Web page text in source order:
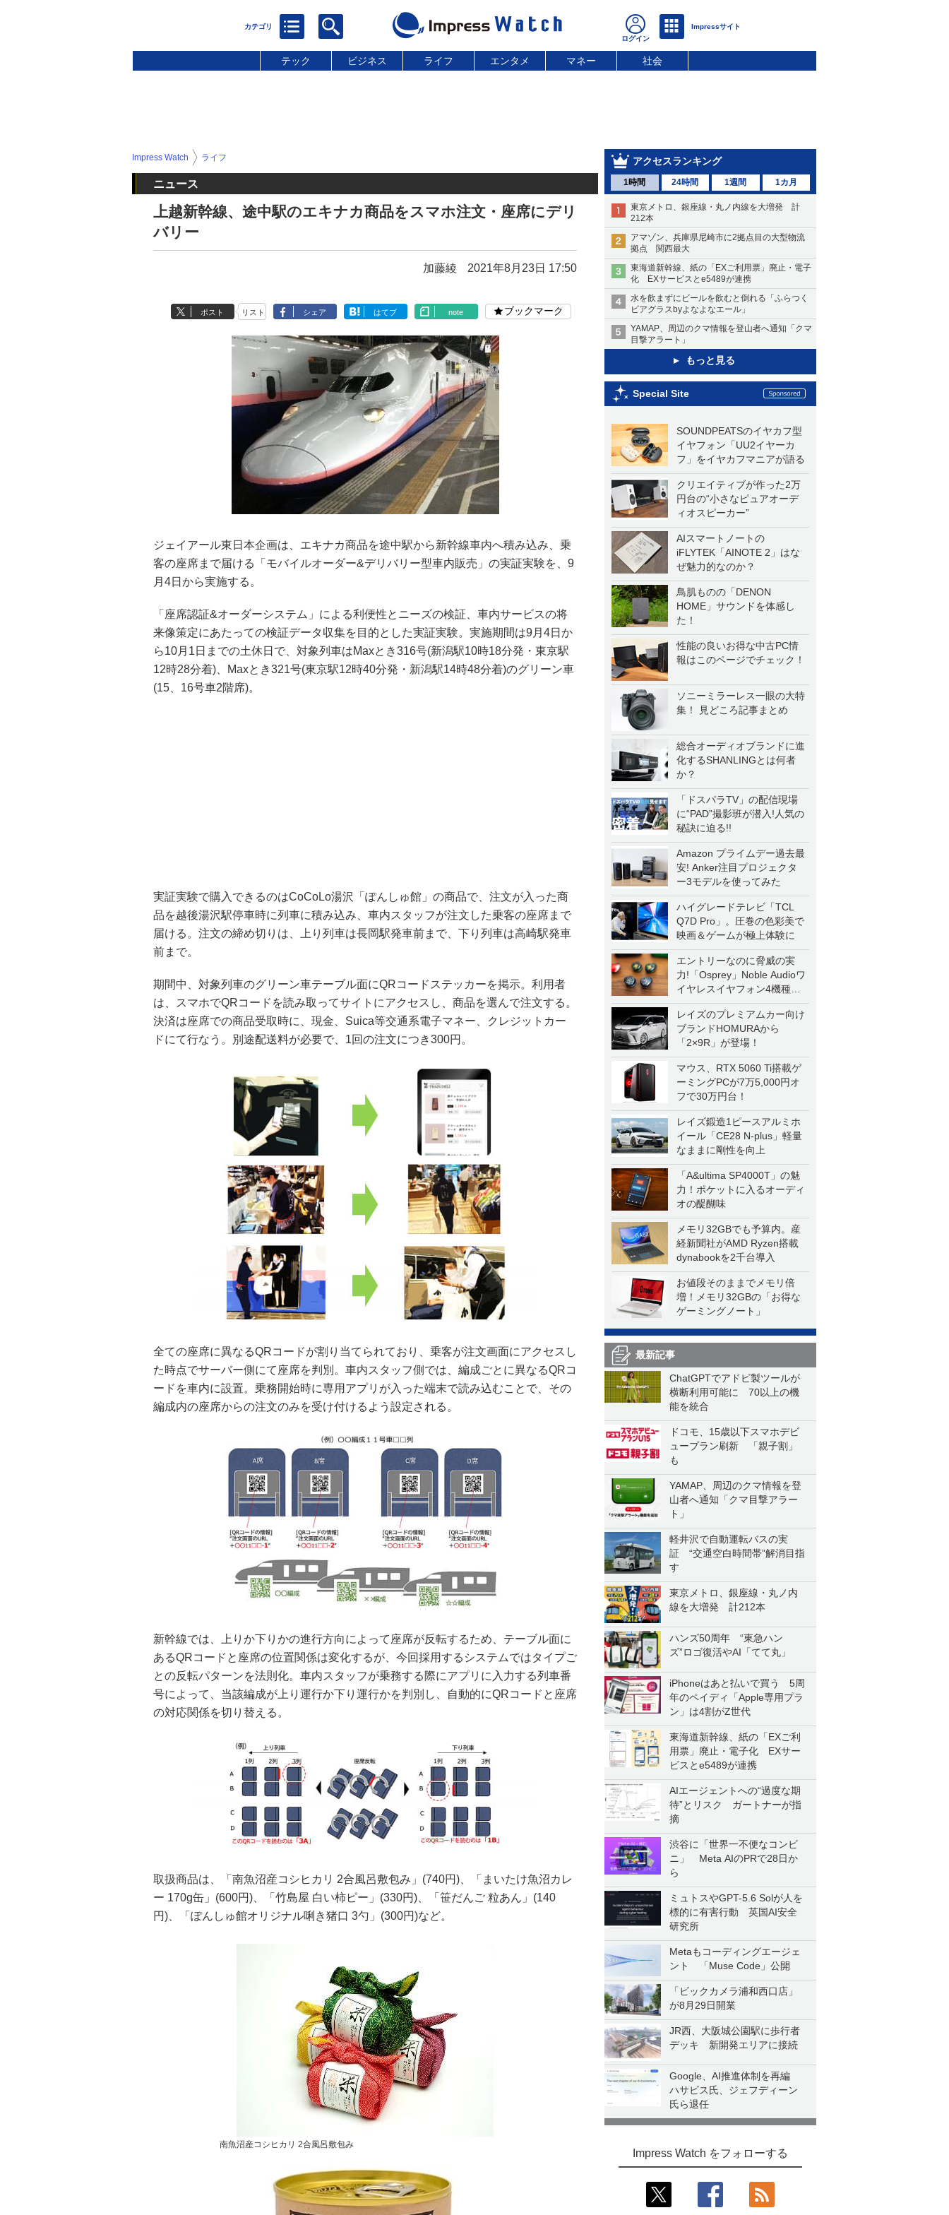
テック ビジネス ライフ エンタメ マネー 社会
アクセスランキング
1時間 24時間 1週間 1カ月
東京メトロ、銀座線・丸ノ内線を大増発 計
212本
アマゾン、兵庫県尼崎市に2拠点目の大型物流
拠点 関西最大
東海道新幹線、紙の「EXご利用票」廃止・電子
化 EXサービスとe5489が連携
水を飲まずにビールを飲むと倒れる「ふらつく
ビアグラスbyよなよなエール」
YAMAP、周辺のクマ情報を登山者へ通知「クマ
目撃アラート」
もっと見る
Special Site
SOUNDPEATSのイヤカフ型
イヤフォン「UU2イヤーカ
フ」をイヤカフマニアが語る
クリエイティブが作った2万
円台の“小さなピュアオーデ
ィオスピーカー”
AIスマートノートの
iFLYTEK「AINOTE 2」はな
ぜ魅力的なのか？
鳥肌ものの「DENON
HOME」サウンドを体感し
た！
性能の良いお得な中古PC情
報はこのページでチェック！
ソニーミラーレス一眼の大特
集！ 見どころ記事まとめ
総合オーディオブランドに進
化するSHANLINGとは何者
か？
「ドスパラTV」の配信現場
に“PAD”撮影班が潜入!人気の
秘訣に迫る!!
Amazon プライムデー過去最
安! Anker注目プロジェクタ
ー3モデルを使ってみた
ハイグレードテレビ「TCL
Q7D Pro」。圧巻の色彩美で
映画＆ゲームが極上体験に
エントリーなのに脅威の実
力!「Osprey」Noble Audioワ
イヤレスイヤフォン4機種を
一気に聴く
レイズのプレミアムカー向け
ブランドHOMURAから
「2×9R」が登場！
マウス、RTX 5060 Ti搭載ゲ
ーミングPCが7万5,000円オ
フで30万円台！
レイズ鍛造1ピースアルミホ
イール「CE28 N-plus」軽量
なままに剛性を向上
「A&ultima SP4000T」の魅
力！ポケットに入るオーディ
オの醍醐味
メモリ32GBでも予算内。産
経新聞社がAMD Ryzen搭載
dynabookを2千台導入
お値段そのままでメモリ倍
増！メモリ32GBの「お得な
ゲーミングノート」
最新記事
ChatGPTでアドビ製ツールが
横断利用可能に 70以上の機
能を統合
ドコモ、15歳以下スマホデビ
ュープラン刷新 「親子割」
も
YAMAP、周辺のクマ情報を登
山者へ通知「クマ目撃アラー
ト」
軽井沢で自動運転バスの実
証 “交通空白時間帯”解消目指
す
東京メトロ、銀座線・丸ノ内
線を大増発 計212本
ハンズ50周年 “東急ハン
ズ”ロゴ復活やAI「てて丸」
iPhoneはあと払いで買う 5周
年のペイディ「Apple専用プラ
ン」は4割がZ世代
東海道新幹線、紙の「EXご利
用票」廃止・電子化 EXサー
ビスとe5489が連携
AIエージェントへの“過度な期
待”とリスク ガートナーが指
摘
渋谷に「世界一不便なコンビ
ニ」 Meta AIのPRで28日か
ら
ミュトスやGPT-5.6 Solが人を
標的に有害行動 英国AI安全
研究所
Metaもコーディングエージェ
ント 「Muse Code」公開
「ビックカメラ浦和西口店」
が8月29日開業
JR西、大阪城公園駅に歩行者
デッキ 新開発エリアに接続
Google、AI推進体制を再編
ハサビス氏、ジェフディーン
氏ら退任
Impress Watch をフォローする
Impress Watch ライフ
ニュース
上越新幹線、途中駅のエキナカ商品をスマホ注文・座席にデリ
バリー
加藤綾 2021年8月23日 17:50
ポスト リスト シェア はてブ note ブックマーク
ジェイアール東日本企画は、エキナカ商品を途中駅から新幹線車内へ積み込み、乗
客の座席まで届ける「モバイルオーダー&デリバリー型車内販売」の実証実験を、9
月4日から実施する。
「座席認証&オーダーシステム」による利便性とニーズの検証、車内サービスの将
来像策定にあたっての検証データ収集を目的とした実証実験。実施期間は9月4日か
ら10月1日までの土休日で、対象列車はMaxとき316号(新潟駅10時18分発・東京駅
12時28分着)、Maxとき321号(東京駅12時40分発・新潟駅14時48分着)のグリーン車
(15、16号車2階席)。
実証実験で購入できるのはCoCoLo湯沢「ぽんしゅ館」の商品で、注文が入った商
品を越後湯沢駅停車時に列車に積み込み、車内スタッフが注文した乗客の座席まで
届ける。注文の締め切りは、上り列車は長岡駅発車前まで、下り列車は高崎駅発車
前まで。
期間中、対象列車のグリーン車テーブル面にQRコードステッカーを掲示。利用者
は、スマホでQRコードを読み取ってサイトにアクセスし、商品を選んで注文する。
決済は座席での商品受取時に、現金、Suica等交通系電子マネー、クレジットカー
ドにて行なう。別途配送料が必要で、1回の注文につき300円。
全ての座席に異なるQRコードが割り当てられており、乗客が注文画面にアクセスし
た時点でサーバー側にて座席を判別。車内スタッフ側では、編成ごとに異なるQRコ
ードを車内に設置。乗務開始時に専用アプリが入った端末で読み込むことで、その
編成内の座席からの注文のみを受け付けるよう設定される。
新幹線では、上りか下りかの進行方向によって座席が反転するため、テーブル面に
あるQRコードと座席の位置関係は変化するが、今回採用するシステムではタイプご
との反転パターンを法則化。車内スタッフが乗務する際にアプリに入力する列車番
号によって、当該編成が上り運行か下り運行かを判別し、自動的にQRコードと座席
の対応関係を切り替える。
取扱商品は、「南魚沼産コシヒカリ 2合風呂敷包み」(740円)、「まいたけ魚沼カレ
ー 170g缶」(600円)、「竹島屋 白い柿ピー」(330円)、「笹だんご 粒あん」(140
円)、「ぽんしゅ館オリジナル唎き猪口 3勺」(300円)など。
南魚沼産コシヒカリ 2合風呂敷包み